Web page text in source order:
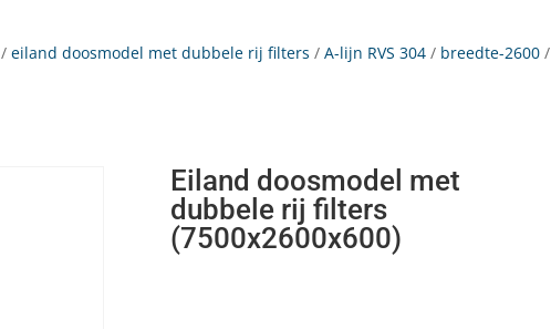
/eiland doosmodel met dubbele rij filters /A-lijn RVS 304 / breedte-2600 /
Eiland doosmodel met
dubbele rij filters
(7500x2600x600)